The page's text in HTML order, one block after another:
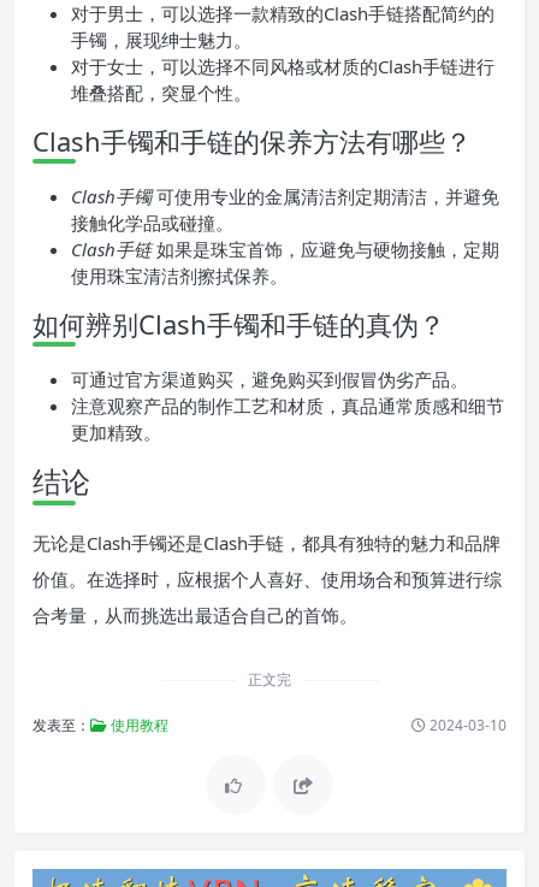
对于男士，可以选择一款精致的Clash手链搭配简约的
手镯，展现绅士魅力。
对于女士，可以选择不同风格或材质的Clash手链进行
堆叠搭配，突显个性。
Clash手镯和手链的保养方法有哪些？
Clash手镯可使用专业的金属清洁剂定期清洁，并避免
接触化学品或碰撞。
Clash手链如果是珠宝首饰，应避免与硬物接触，定期
使用珠宝清洁剂擦拭保养。
如何辨别Clash手镯和手链的真伪？
可通过官方渠道购买，避免购买到假冒伪劣产品。
注意观察产品的制作工艺和材质，真品通常质感和细节
更加精致。
结论
无论是Clash手镯还是Clash手链，都具有独特的魅力和品牌
价值。在选择时，应根据个人喜好、使用场合和预算进行综
合考量，从而挑选出最适合自己的首饰。
正文完
发表至： 使用教程 2024-03-10